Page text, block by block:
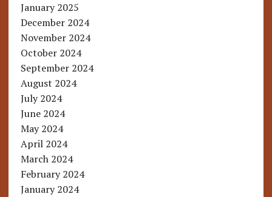
January 2025
December 2024
November 2024
October 2024
September 2024
August 2024
July 2024
June 2024
May 2024
April 2024
March 2024
February 2024
January 2024